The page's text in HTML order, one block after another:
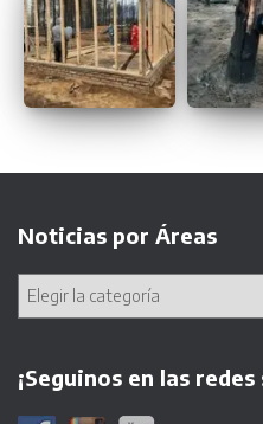
Noticias por Áreas
¡Seguinos en las